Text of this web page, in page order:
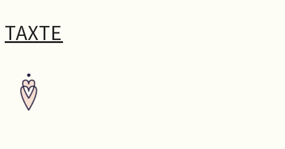
TAXTE